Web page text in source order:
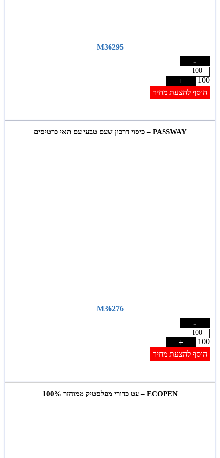
M36295
-
100
+
הוסף להצעת מחיר
PASSWAY – כיסוי דרכון שעם טבעי עם תאי כרטיסים
M36276
-
100
+
הוסף להצעת מחיר
ECOPEN – עט כדורי מפלסטיק ממוחזר 100%